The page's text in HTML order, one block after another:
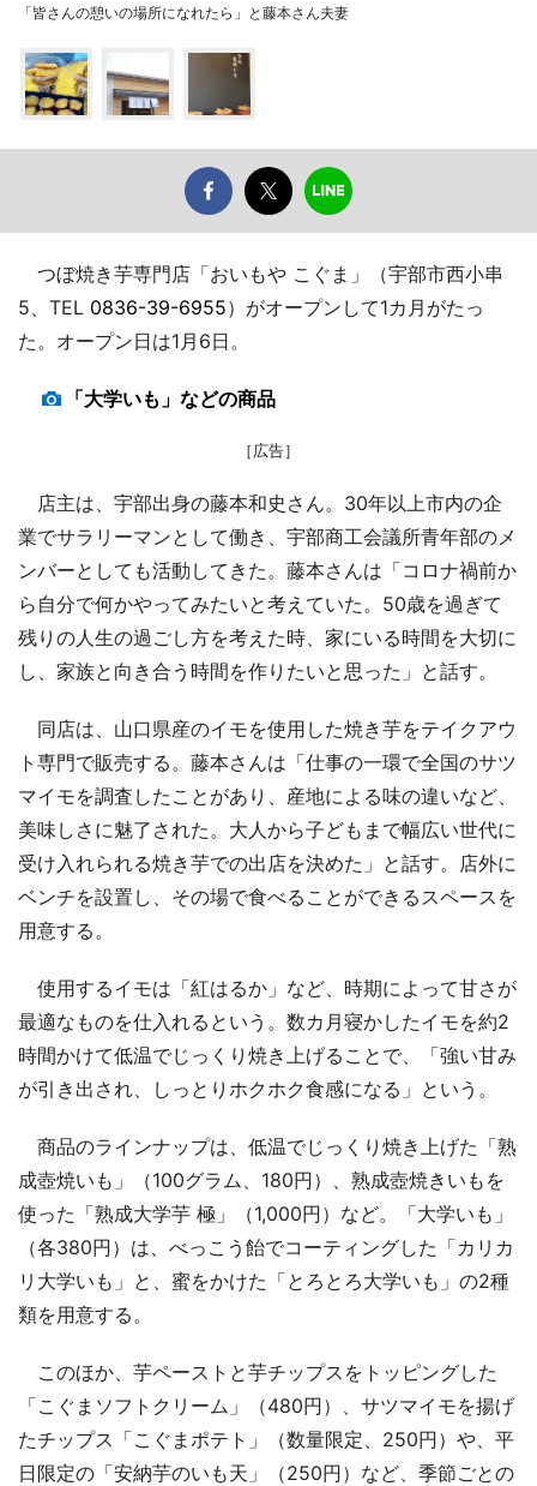
「皆さんの憩いの場所になれたら」と藤本さん夫妻
つぼ焼き芋専門店「おいもや こぐま」（宇部市西小串
5、TEL 0836-39-6955）がオープンして1カ月がたっ
た。オープン日は1月6日。
「大学いも」などの商品
［広告］
店主は、宇部出身の藤本和史さん。30年以上市内の企
業でサラリーマンとして働き、宇部商工会議所青年部のメ
ンバーとしても活動してきた。藤本さんは「コロナ禍前か
ら自分で何かやってみたいと考えていた。50歳を過ぎて
残りの人生の過ごし方を考えた時、家にいる時間を大切に
し、家族と向き合う時間を作りたいと思った」と話す。
同店は、山口県産のイモを使用した焼き芋をテイクアウ
ト専門で販売する。藤本さんは「仕事の一環で全国のサツ
マイモを調査したことがあり、産地による味の違いなど、
美味しさに魅了された。大人から子どもまで幅広い世代に
受け入れられる焼き芋での出店を決めた」と話す。店外に
ベンチを設置し、その場で食べることができるスペースを
用意する。
使用するイモは「紅はるか」など、時期によって甘さが
最適なものを仕入れるという。数カ月寝かしたイモを約2
時間かけて低温でじっくり焼き上げることで、「強い甘み
が引き出され、しっとりホクホク食感になる」という。
商品のラインナップは、低温でじっくり焼き上げた「熟
成壺焼いも」（100グラム、180円）、熟成壺焼きいもを
使った「熟成大学芋 極」（1,000円）など。「大学いも」
（各380円）は、べっこう飴でコーティングした「カリカ
リ大学いも」と、蜜をかけた「とろとろ大学いも」の2種
類を用意する。
このほか、芋ペーストと芋チップスをトッピングした
「こぐまソフトクリーム」（480円）、サツマイモを揚げ
たチップス「こぐまポテト」（数量限定、250円）や、平
日限定の「安納芋のいも天」（250円）など、季節ごとの